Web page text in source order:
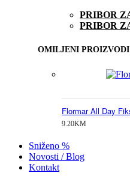
PRIBOR
PRIBOR
OMILJENI
Flormar All Day
9.20KM
Sniženo %
Novosti / Blog
Kontakt